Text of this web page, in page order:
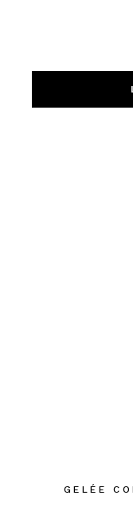
GELÉE